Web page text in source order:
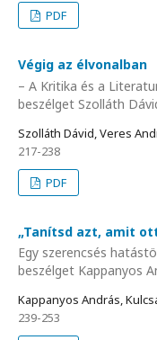
PDF
Végig az élvonalban
– A Kritika és a
beszélget Szolláth
Szolláth Dávid, Veres
217-238
PDF
„Tanítsd azt, amit
Egy szerencsés
beszélget Kappanyos
Kappanyos András,
239-253